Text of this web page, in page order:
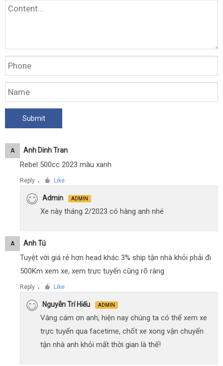
A Anh Dinh Tran
Rebel 500cc 2023 màu xanh
Reply ● Like
Admin ADMIN
Xe này tháng 2/2023 có hàng anh nhé
A Anh Tú
Tuyệt vời giá rẻ hơn head khác 3% ship tận nhà khỏi phải đi
500Km xem xe, xem trực tuyến cũng rõ ràng
Reply ● Like
Nguyễn Trí Hiếu ADMIN
Vâng cám ơn anh, hiện nay chúng ta có thể xem xe
trực tuyến qua facetime, chốt xe xong vận chuyển
tận nhà anh khỏi mất thời gian là thế!